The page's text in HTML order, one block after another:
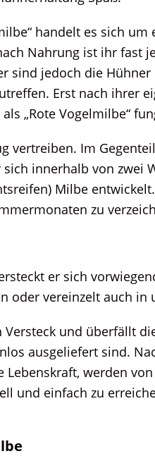
handelt es sich
Nahrung ist ihr fast
sind jedoch die
Erst nach
„Rote Vogelmilbe“
vertreiben. Im
innerhalb von zwei
Milbe
zu
er sich
oder vereinzelt auch
und überfällt
ausgeliefert sind.
werden
und einfach zu